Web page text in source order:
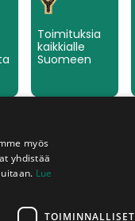
Toimituksia
kaikkialle
Suomeen
myös
yhdistää
Lue
TOIMINNALLISET